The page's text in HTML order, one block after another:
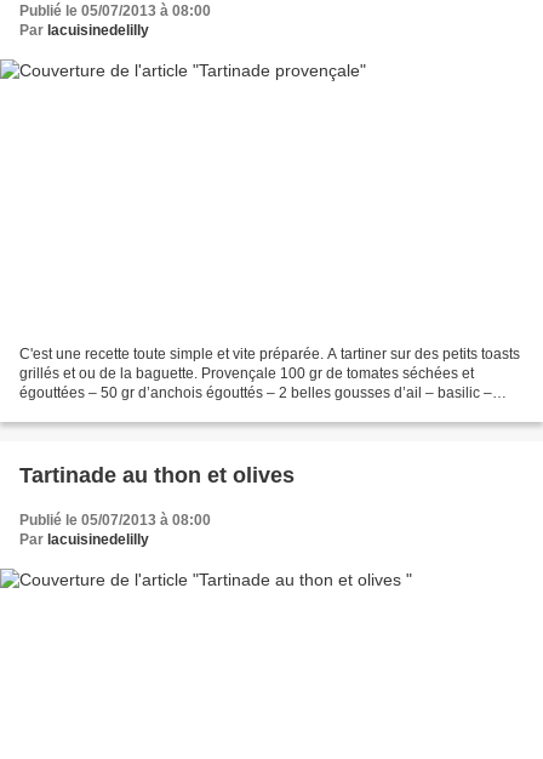
Publié le 05/07/2013 à 08:00
Par lacuisinedelilly
C'est une recette toute simple et vite préparée. A tartiner sur des petits toasts
grillés et ou de la baguette. Provençale 100 gr de tomates séchées et
égouttées – 50 gr d’anchois égouttés – 2 belles gousses d’ail – basilic –
Tartinade au thon et olives
Publié le 05/07/2013 à 08:00
Par lacuisinedelilly